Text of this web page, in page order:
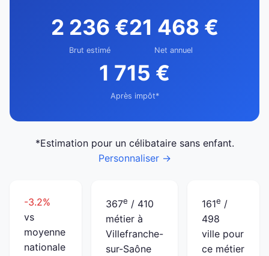
2 236 €
Brut estimé
21 468 €
Net annuel
1 715 €
Après impôt*
*Estimation pour un célibataire sans enfant.
Personnaliser →
-3.2%
vs
moyenne
nationale
367e / 410
métier à
Villefranche-
sur-Saône
161e /
498
ville pour
ce métier